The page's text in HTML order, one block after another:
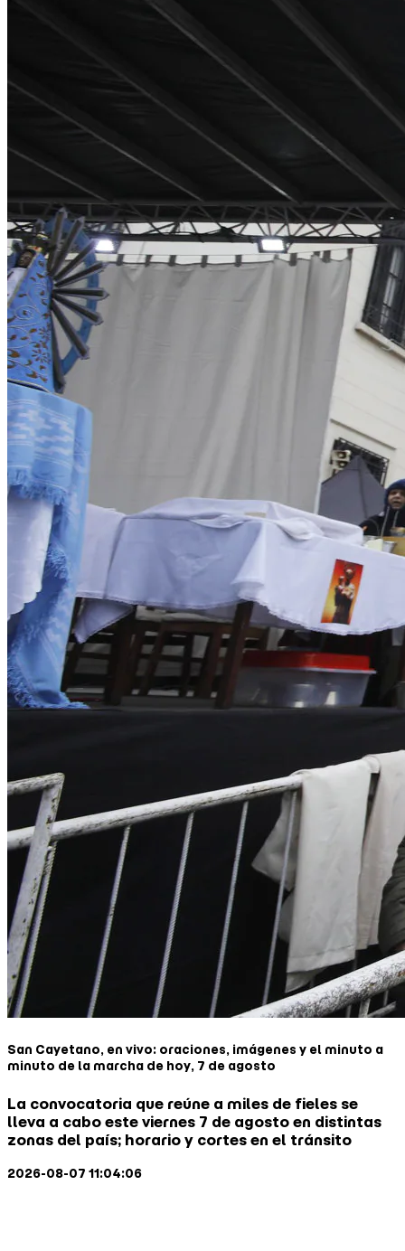
San Cayetano, en vivo: oraciones, imágenes y el minuto a
minuto de la marcha de hoy, 7 de agosto
La convocatoria que reúne a miles de fieles se
lleva a cabo este viernes 7 de agosto en distintas
zonas del país; horario y cortes en el tránsito
2026-08-07 11:04:06